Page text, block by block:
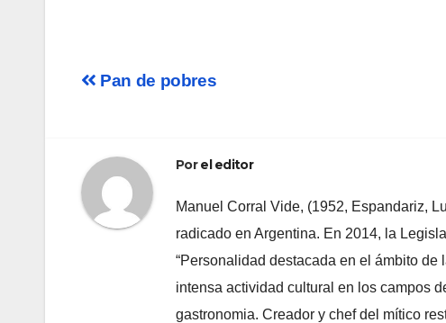
Navegación
entradas
Pan de pobres
Porel editor
Manuel Corral Vide, (1952, Espandariz,
radicado en Argentina. En 2014, la
“Personalidad destacada en el ámbito de
intensa actividad cultural en los campos
gastronomia. Creador y chef del mítico